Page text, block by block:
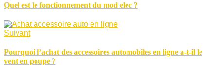
Quel est le fonctionnement du mod elec ?
Suivant
Pourquoi l’achat des accessoires automobiles en ligne a-t-il le
vent en poupe ?